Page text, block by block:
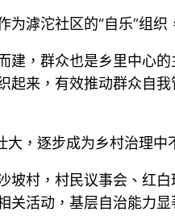
为滹沱社区的“自乐”组
建，群众也是乡里中心
起来，有效推动群众自
大，逐步成为乡村治理中
坡村，村民议事会、红
关活动，基层自治能力显